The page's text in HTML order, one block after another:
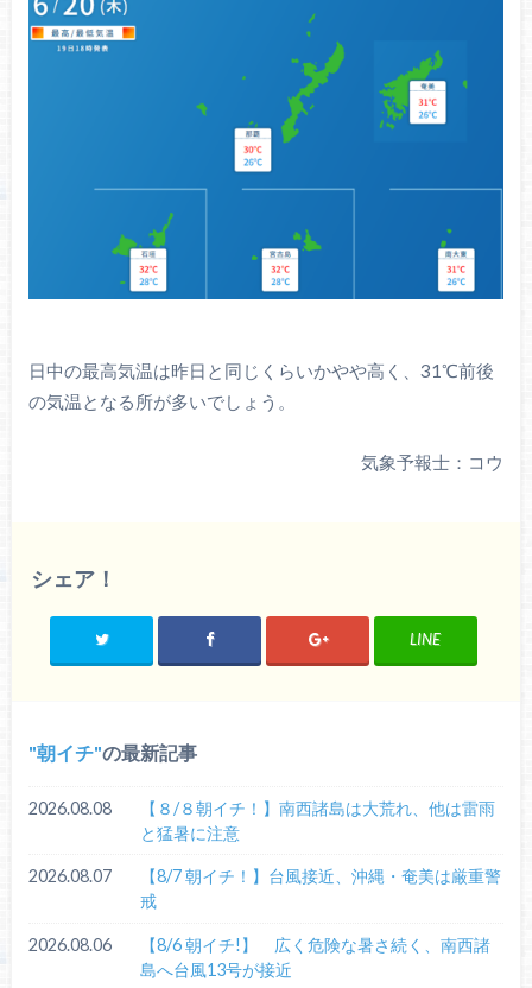
日中の最高気温は昨日と同じくらいかやや高く、31℃前後
の気温となる所が多いでしょう。
気象予報士：コウ
シェア！
LINE
朝イチ の最新記事
2026.08.08
【８/８朝イチ！】南西諸島は大荒れ、他は雷雨
と猛暑に注意
2026.08.07
【8/7 朝イチ！】台風接近、沖縄・奄美は厳重警
戒
2026.08.06
【8/6 朝イチ!】 広く危険な暑さ続く、南西諸
島へ台風13号が接近